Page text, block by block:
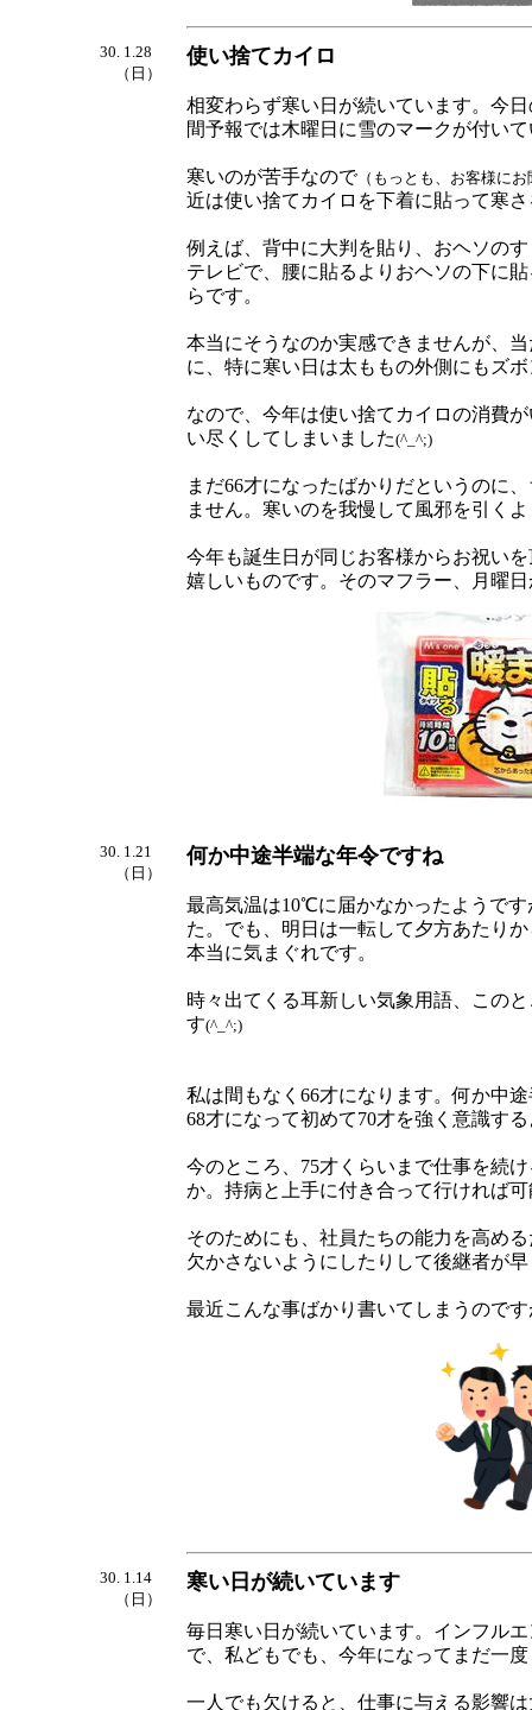
30. 1.28
（日）
使い捨てカイロ
相変わらず寒い日が続いています。今
間予報では木曜日に雪のマークが付い
寒いのが苦手なので（もっとも、お客様に
近は使い捨てカイロを下着に貼って寒
例えば、背中に大判を貼り、おヘソの
テレビで、腰に貼るよりおヘソの下に
らです。
本当にそうなのか実感できませんが、
に、特に寒い日は太ももの外側にもズ
なので、今年は使い捨てカイロの消費
い尽くしてしまいました(^_^;)
まだ66才になったばかりだというのに
ません。寒いのを我慢して風邪を引く
今年も誕生日が同じお客様からお祝い
嬉しいものです。そのマフラー、月曜
30. 1.21
（日）
何か中途半端な年令ですね
最高気温は10℃に届かなかったようで
た。でも、明日は一転して夕方あたり
本当に気まぐれです。
時々出てくる耳新しい気象用語、この
す(^_^;)
私は間もなく66才になります。何か中
68才になって初めて70才を強く意識す
今のところ、75才くらいまで仕事を続
か。持病と上手に付き合って行ければ
そのためにも、社員たちの能力を高め
欠かさないようにしたりして後継者が
最近こんな事ばかり書いてしまうので
30. 1.14
（日）
寒い日が続いています
毎日寒い日が続いています。インフル
で、私どもでも、今年になってまだ一
一人でも欠けると、仕事に与える影響